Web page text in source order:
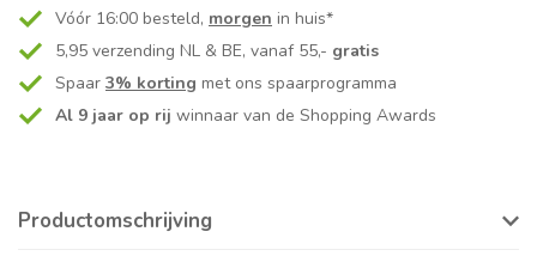
Vóór 16:00 besteld, morgen in huis*
5,95 verzending NL & BE, vanaf 55,- gratis
Spaar 3% korting met ons spaarprogramma
Al 9 jaar op rij winnaar van de Shopping Awards
Productomschrijving